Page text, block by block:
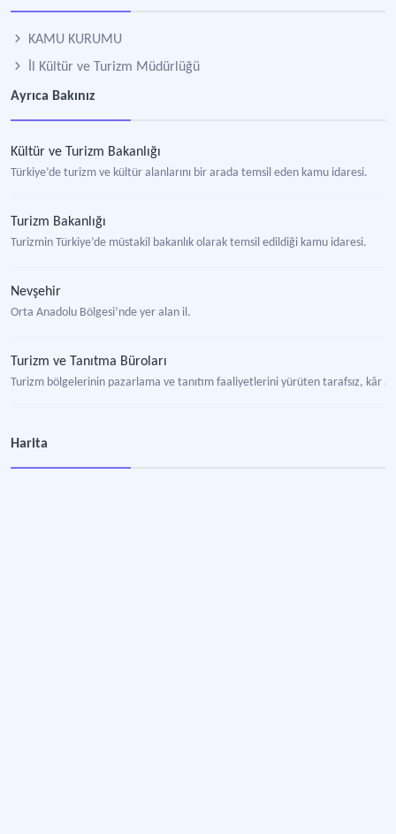
KAMU KURUMU
İl Kültür ve Turizm Müdürlüğü
Ayrıca Bakınız
Kültür ve Turizm Bakanlığı
Türkiye’de turizm ve kültür alanlarını bir arada temsil eden kamu idaresi.
Turizm Bakanlığı
Turizmin Türkiye’de müstakil bakanlık olarak temsil edildiği kamu idaresi.
Nevşehir
Orta Anadolu Bölgesi’nde yer alan il.
Turizm ve Tanıtma Büroları
Turizm bölgelerinin pazarlama ve tanıtım faaliyetlerini yürüten tarafsız, kâr
Harita